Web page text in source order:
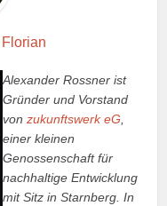
Florian
Alexander Rossner ist
Gründer und Vorstand
vonzukunftswerk eG,
einer kleinen
Genossenschaft für
nachhaltige Entwicklung
mit Sitz in Starnberg. In